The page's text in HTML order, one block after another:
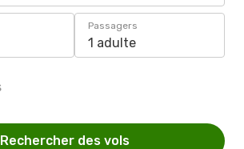
Passagers
1 adulte
Rechercher des vols